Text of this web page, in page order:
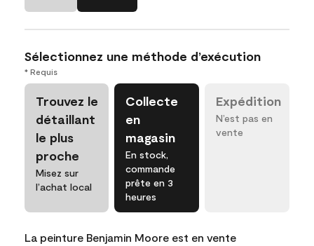
Sélectionnez une méthode d’exécution
* Requis
Trouvez le
détaillant
le plus
proche
Misez sur
l’achat local
Collecte
en
magasin
En stock,
commande
prête en 3
heures
Expédition
N’est pas en
vente
La peinture Benjamin Moore est en vente